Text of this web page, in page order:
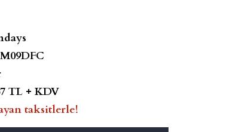
TL + KDV
taksitlerle!